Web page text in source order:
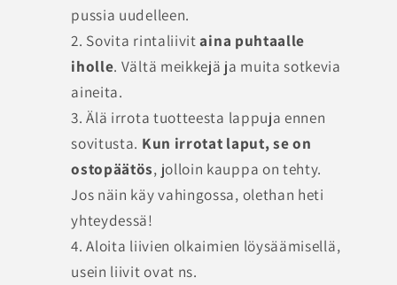
pussia uudelleen.
Sovita rintaliivitaina puhtaalle
iholle. Vältä meikkejä ja muita sotkevia
aineita.
Älä irrota tuotteesta lappuja ennen
sovitusta. Kun irrotat laput, se on
ostopäätös, jolloin kauppa on tehty.
Jos näin käy vahingossa, olethan heti
yhteydessä!
Aloita liivien olkaimien löysäämisellä,
usein liivit ovat ns.